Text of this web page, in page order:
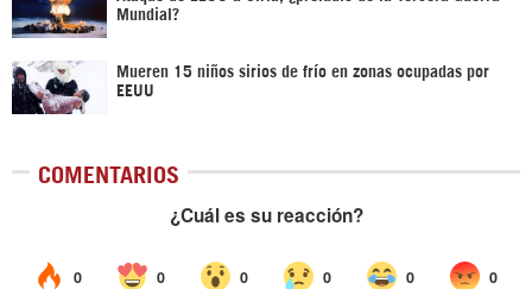
Mundial?
Mueren 15 niños sirios de frío en zonas ocupadas por
EEUU
COMENTARIOS